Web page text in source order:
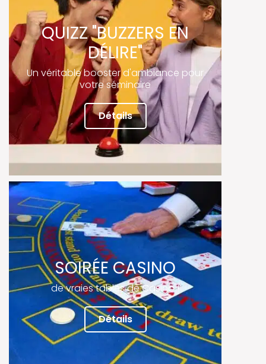
QUIZZ "BUZZERS EN
DÉLIRE"
Un véritable booster d'ambiance pour
votre séminaire
Détails
SOIRÉE CASINO
de vraies tables de Casino !
Détails